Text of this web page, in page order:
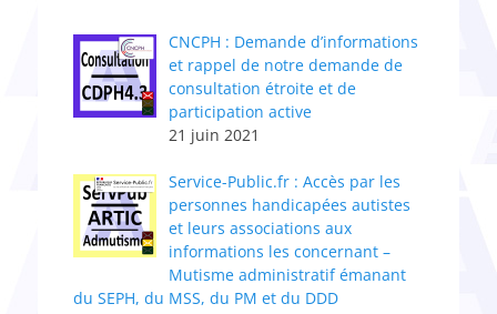
CNCPH : Demande d’informations
et rappel de notre demande de
consultation étroite et de
participation active
21 juin 2021
Service-Public.fr : Accès par les
personnes handicapées autistes
et leurs associations aux
informations les concernant –
Mutisme administratif émanant
du SEPH, du MSS, du PM et du DDD